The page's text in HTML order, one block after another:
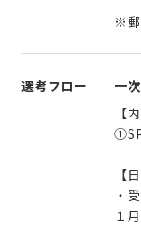
※郵
選考フロー
一
【
【
・
１